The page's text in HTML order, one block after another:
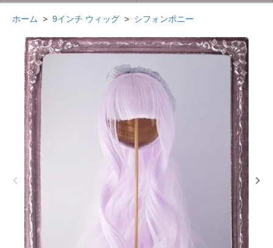
ホーム > 9インチ ウィッグ > シフォンポニー